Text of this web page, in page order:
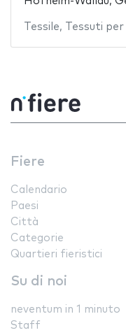
Tessile, Tessuti
Fiere
Calendario
Paesi
Città
Categorie
Quartieri fieristici
Su di noi
neventum in 1 minuto
Staff